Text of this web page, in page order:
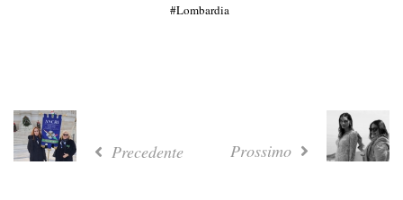
Lombardia
Precedente Prossimo